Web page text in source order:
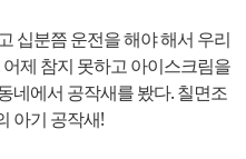
십분쯤 운전을 해야 해서 우리
제 참지 못하고 아이스크림을
네에서 공작새를 봤다. 칠면조
아기 공작새!